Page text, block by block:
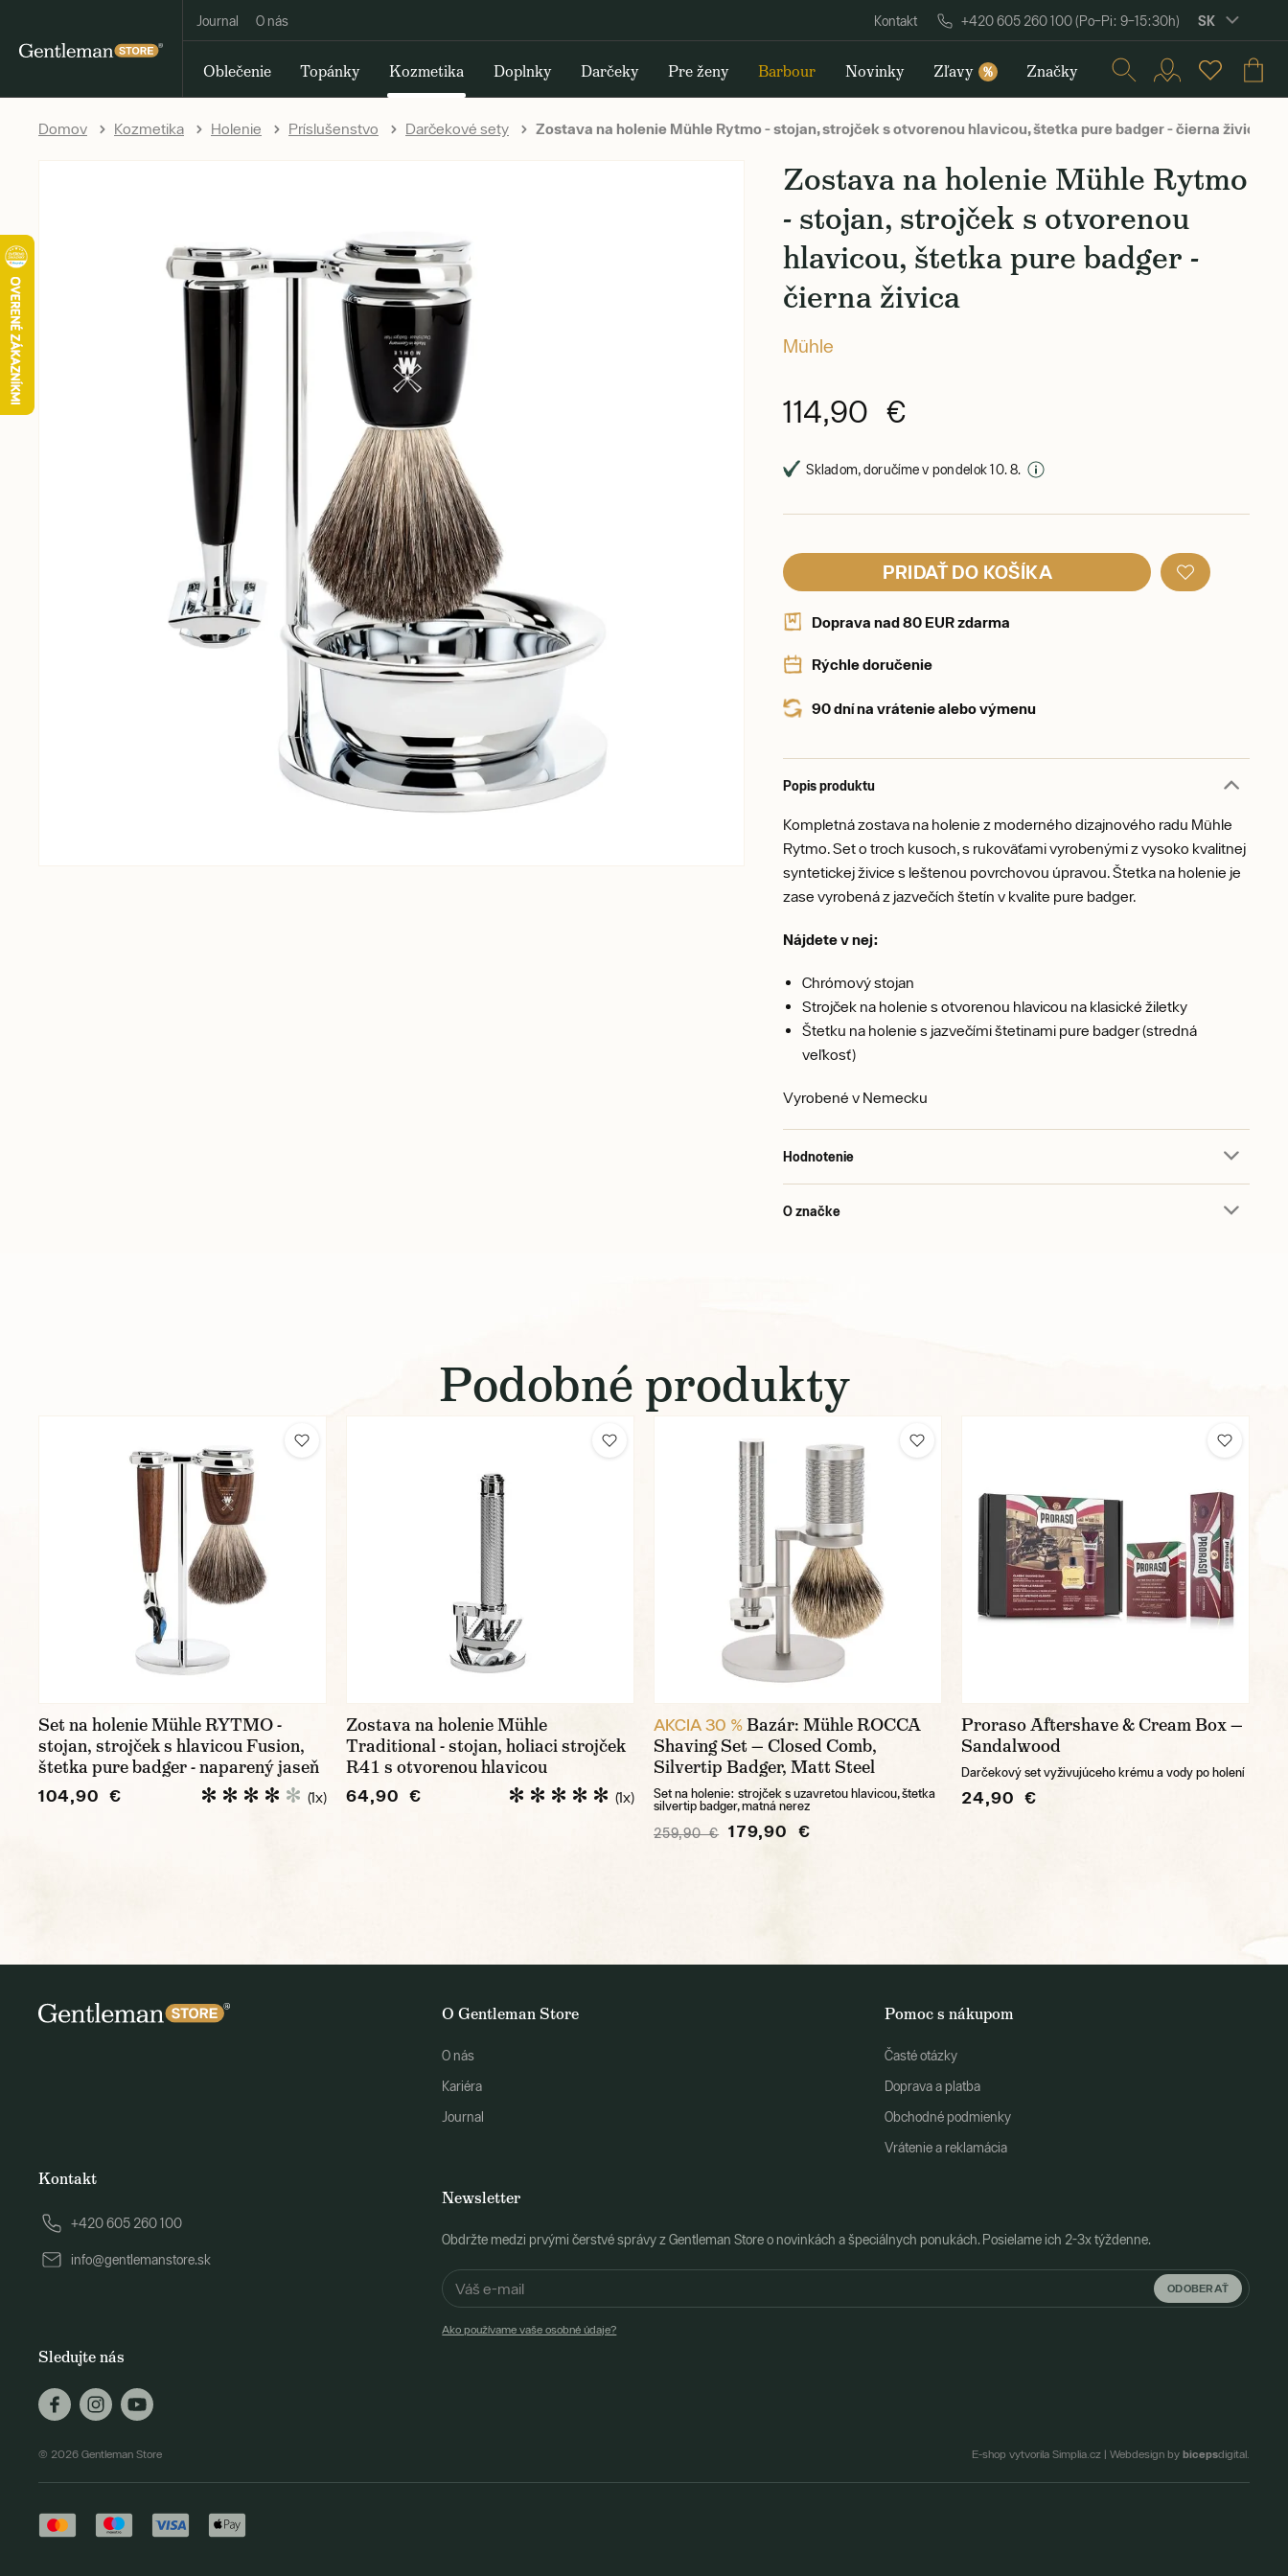
Journal O nás Kontakt +420 605 260 100 (Po–Pi: 9–15:30h) SK
Oblečenie Topánky Kozmetika Doplnky Darčeky Pre ženy Barbour Novinky Zľavy % Značky
Domov Kozmetika Holenie Príslušenstvo Darčekové sety Zostava na holenie Mühle Rytmo - stojan, strojček s otvorenou hlavicou, štetka pure badger - čierna živica
Zostava na holenie Mühle Rytmo
- stojan, strojček s otvorenou
hlavicou, štetka pure badger -
čierna živica
Mühle
114,90 €
Skladom, doručíme v pondelok 10. 8.
PRIDAŤ DO KOŠÍKA
Doprava nad 80 EUR zdarma
Rýchle doručenie
90 dní na vrátenie alebo výmenu
Popis produktu
Kompletná zostava na holenie z moderného dizajnového radu Mühle
Rytmo. Set o troch kusoch, s rukoväťami vyrobenými z vysoko kvalitnej
syntetickej živice s leštenou povrchovou úpravou. Štetka na holenie je
zase vyrobená z jazvečích štetín v kvalite pure badger.
Nájdete v nej:
Chrómový stojan
Strojček na holenie s otvorenou hlavicou na klasické žiletky
Štetku na holenie s jazvečími štetinami pure badger (stredná
veľkosť)
Vyrobené v Nemecku
Hodnotenie
O značke
Podobné produkty
Set na holenie Mühle RYTMO -
stojan, strojček s hlavicou Fusion,
štetka pure badger - naparený jaseň
104,90 € (1x)
Zostava na holenie Mühle
Traditional - stojan, holiaci strojček
R41 s otvorenou hlavicou
64,90 € (1x)
AKCIA 30 %Bazár: Mühle ROCCA
Shaving Set — Closed Comb,
Silvertip Badger, Matt Steel
Set na holenie: strojček s uzavretou hlavicou, štetka
silvertip badger, matná nerez
259,90 € 179,90 €
Proraso Aftershave & Cream Box —
Sandalwood
Darčekový set vyživujúceho krému a vody po holení
24,90 €
O Gentleman Store
O nás
Kariéra
Journal
Pomoc s nákupom
Časté otázky
Doprava a platba
Obchodné podmienky
Vrátenie a reklamácia
Newsletter
Obdržte medzi prvými čerstvé správy z Gentleman Store o novinkách a špeciálnych ponukách. Posielame ich 2-3x týždenne.
ODOBERAŤ
Ako používame vaše osobné údaje?
Kontakt
+420 605 260 100
info@gentlemanstore.sk
Sledujte nás
© 2026 Gentleman Store E-shop vytvorila Simplia.cz | Webdesign by bicepsdigital.